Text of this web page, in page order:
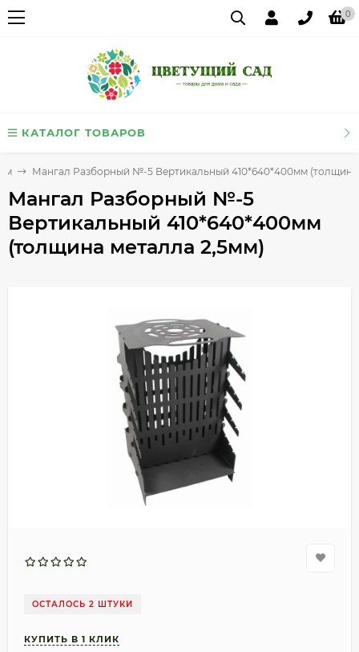
0
КАТАЛОГ ТОВАРОВ
Мангал Разборный №-5 Вертикальный 410*640*400мм (толщина
Мангал Разборный №-5
Вертикальный 410*640*400мм
(толщина металла 2,5мм)
ОСТАЛОСЬ 2 ШТУКИ